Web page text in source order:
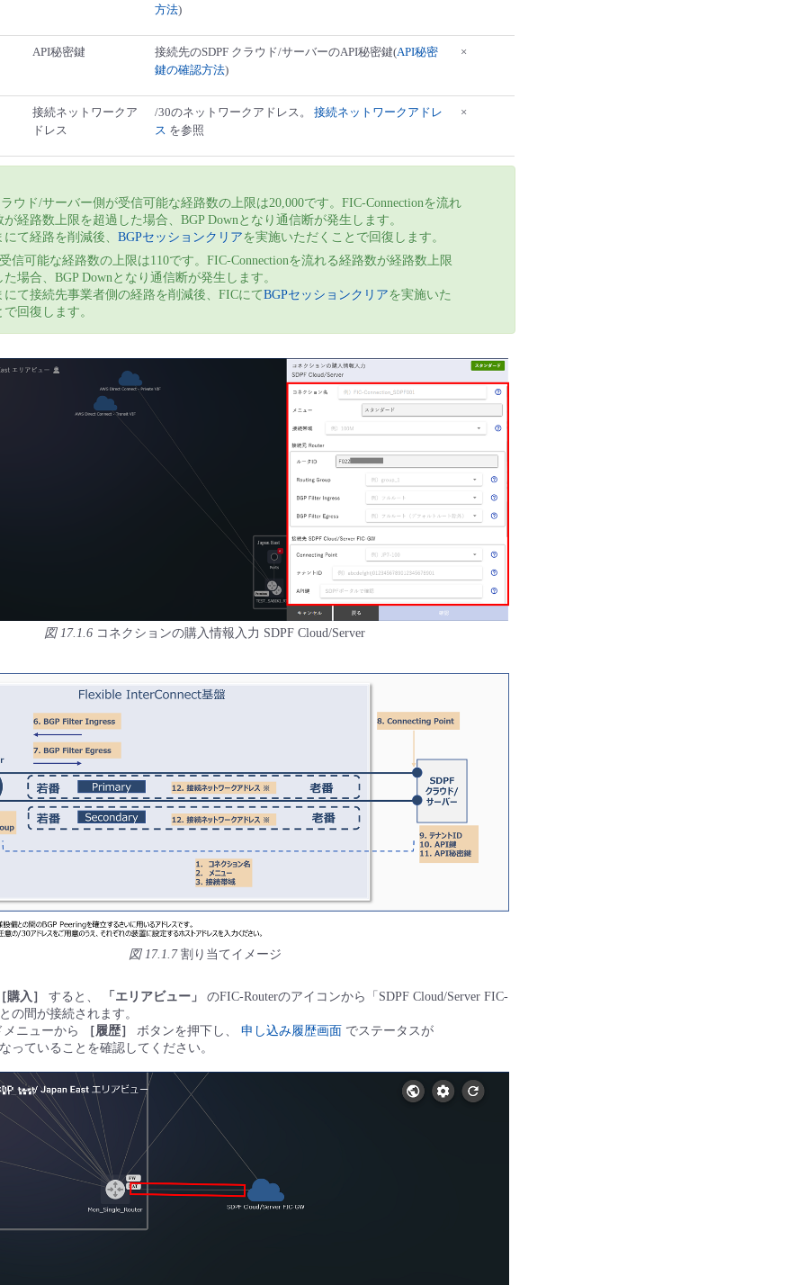
方法)
API秘密鍵 接続先のSDPF クラウド/サーバーのAPI秘密鍵(API秘密
鍵の確認方法)
×
接続ネットワークア
ドレス
/30のネットワークアドレス。 接続ネットワークアドレ
ス を参照
×
ラウド/サーバー側が受信可能な経路数の上限は20,000です。FIC-Connectionを流れ
が経路数上限を超過した場合、BGP Downとなり通信断が発生します。
にて経路を削減後、 BGPセッションクリアを実施いただくことで回復します。
信可能な経路数の上限は110です。FIC-Connectionを流れる経路数が経路数上限
た場合、BGP Downとなり通信断が発生します。
にて接続先事業者側の経路を削減後、FICにてBGPセッションクリアを実施いた
回復します。
図 17.1.6 コネクションの購入情報入力 SDPF Cloud/Server
図 17.1.7 割り当てイメージ
［購入］ すると、 「エリアビュー」
のFIC-Routerのアイコンから「SDPF Cloud/Server FIC-
の間が接続されます。
ニューから
［履歴］ ボタンを押下し、 申し込み履歴画面 でステータスが
っていることを確認してください。